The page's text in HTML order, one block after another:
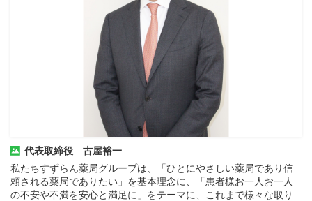
代表取締役 古屋裕一
私たちすずらん薬局グループは、「ひとにやさしい薬局であり信
頼される薬局でありたい」を基本理念に、「患者様お一人お一人
の不安や不満を安心と満足に」をテーマに、これまで様々な取り